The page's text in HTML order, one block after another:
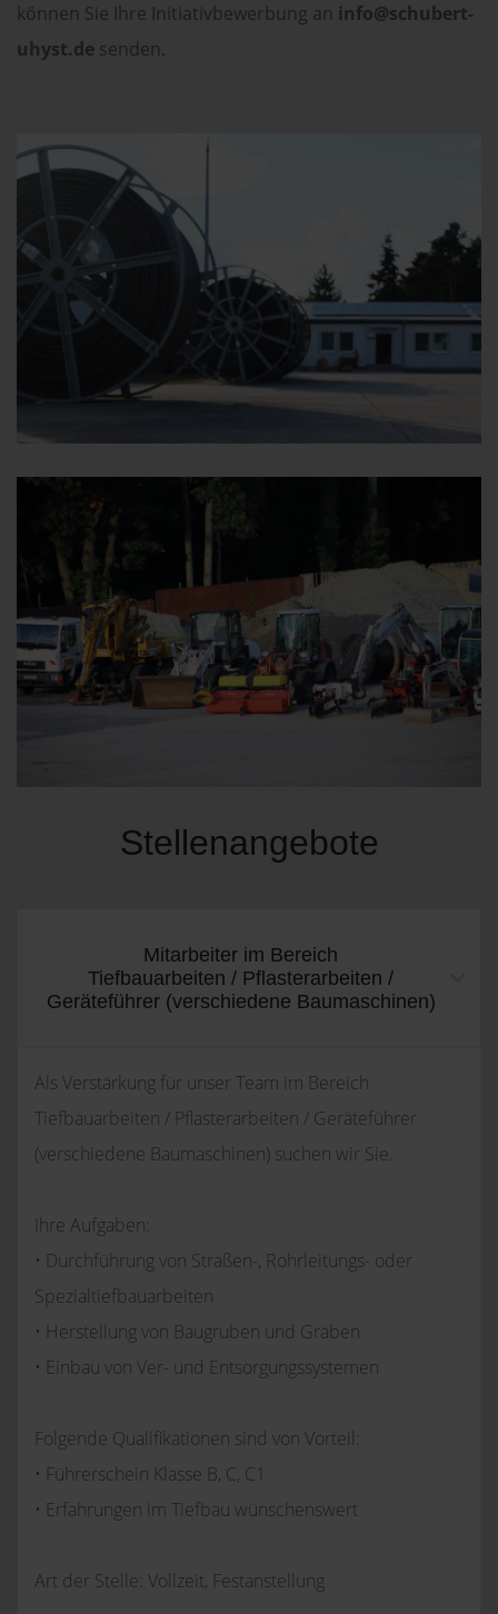
können Sie Ihre Initiativbewerbung an info@schubert-
uhyst.de senden.
Stellenangebote
Mitarbeiter im Bereich
Tiefbauarbeiten / Pflasterarbeiten /
Geräteführer (verschiedene Baumaschinen)
Als Verstärkung für unser Team im Bereich
Tiefbauarbeiten / Pflasterarbeiten / Geräteführer
(verschiedene Baumaschinen) suchen wir Sie.
Ihre Aufgaben:
• Durchführung von Straßen-, Rohrleitungs- oder
Spezialtiefbauarbeiten
• Herstellung von Baugruben und Gräben
• Einbau von Ver- und Entsorgungssystemen
Folgende Qualifikationen sind von Vorteil:
• Führerschein Klasse B, C, C1
• Erfahrungen im Tiefbau wünschenswert
Art der Stelle: Vollzeit, Festanstellung